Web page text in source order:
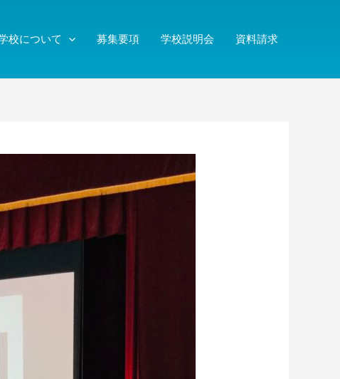
校について 募集要項 学校説明会 資料請求